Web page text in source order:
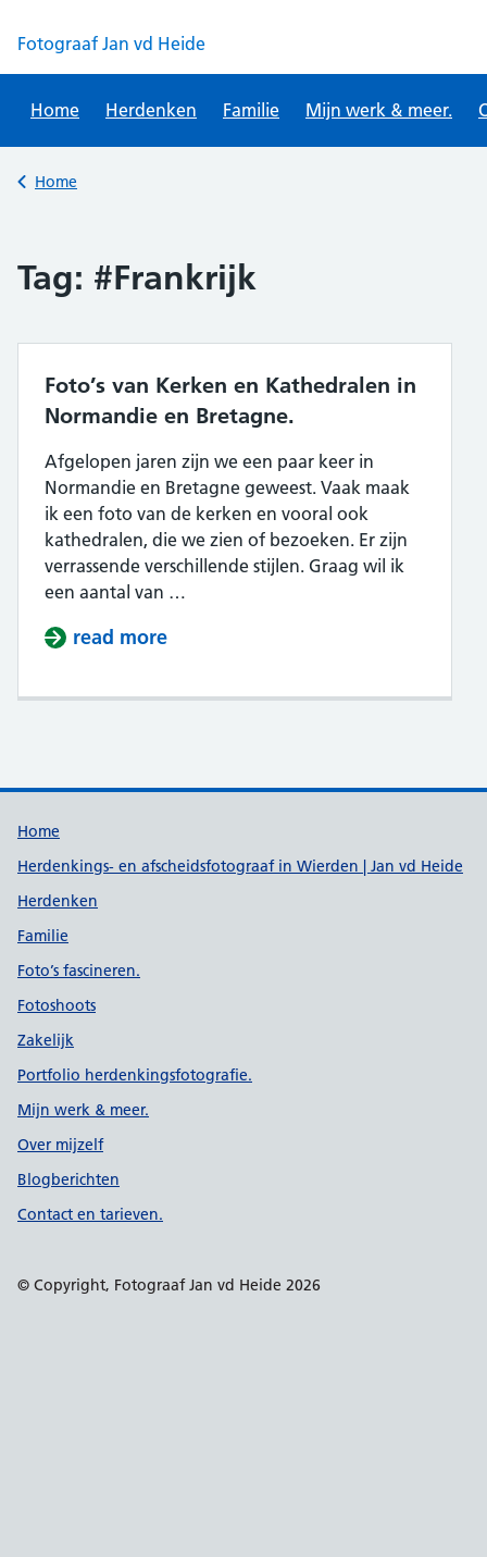
Fotograaf Jan vd Heide
Home Herdenken Familie Mijn werk & meer.
Back to
Home
Tag: #Frankrijk
Foto’s van Kerken en Kathedralen in
Normandie en Bretagne.
Afgelopen jaren zijn we een paar keer in
Normandie en Bretagne geweest. Vaak maak
ik een foto van de kerken en vooral ook
kathedralen, die we zien of bezoeken. Er zijn
verrassende verschillende stijlen. Graag wil ik
een aantal van …
read more
Support links
Home
Herdenkings- en afscheidsfotograaf in Wierden | Jan vd Heide
Herdenken
Familie
Foto’s fascineren.
Fotoshoots
Zakelijk
Portfolio herdenkingsfotografie.
Mijn werk & meer.
Over mijzelf
Blogberichten
Contact en tarieven.
© Copyright, Fotograaf Jan vd Heide 2026